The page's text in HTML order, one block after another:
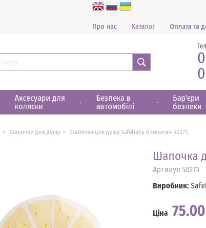
Про нас Каталог Оплата та
Аксесуари для
коляски
Безпека в
автомобілі
Бар'єри
безпеки
Шапочки для душу Шапочка для душу Safebaby Апельсин 50273
Шапочка
Артикул 50273
Виробник:
Ціна 75.00